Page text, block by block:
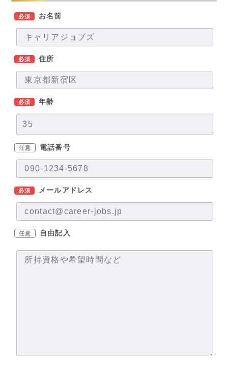
必須 お名前
必須 住所
必須 年齢
任意 電話番号
必須 メールアドレス
任意 自由記入